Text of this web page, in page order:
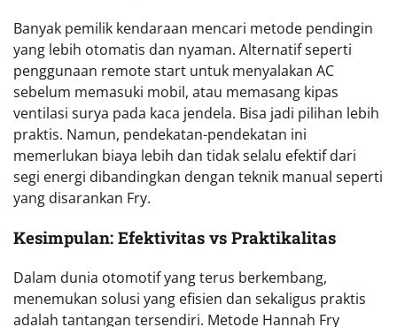
Banyak pemilik kendaraan mencari metode pendingin
yang lebih otomatis dan nyaman. Alternatif seperti
penggunaan remote start untuk menyalakan AC
sebelum memasuki mobil, atau memasang kipas
ventilasi surya pada kaca jendela. Bisa jadi pilihan lebih
praktis. Namun, pendekatan-pendekatan ini
memerlukan biaya lebih dan tidak selalu efektif dari
segi energi dibandingkan dengan teknik manual seperti
yang disarankan Fry.
Kesimpulan: Efektivitas vs Praktikalitas
Dalam dunia otomotif yang terus berkembang,
menemukan solusi yang efisien dan sekaligus praktis
adalah tantangan tersendiri. Metode Hannah Fry